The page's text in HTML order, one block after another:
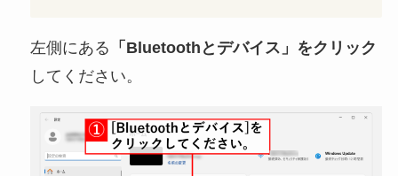
左側にある 「Bluetoothとデバイス」をクリック
してください。